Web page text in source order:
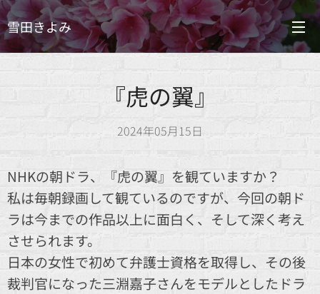
雪田きよみ
『虎の翼』
2024年05月15日
NHKの朝ドラ、『虎の翼』を観ていますか？
私は毎朝録画して観ているのですが、今回の朝ド
ラは今までの作品以上に面白く、そして深く考え
させられます。
日本の女性で初めて弁護士資格を取得し、その後
裁判官になった三淵嘉子さんをモデルとしたドラ